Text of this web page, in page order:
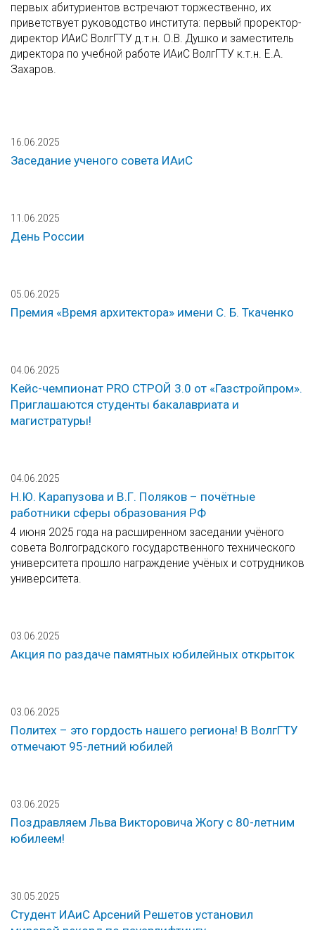
первых абитуриентов встречают торжественно, их
приветствует руководство института: первый проректор-
директор ИАиС ВолгГТУ д.т.н. О.В. Душко и заместитель
директора по учебной работе ИАиС ВолгГТУ к.т.н. Е.А.
Захаров.
16.06.2025
Заседание ученого совета ИАиС
11.06.2025
День России
05.06.2025
Премия «Время архитектора» имени С. Б. Ткаченко
04.06.2025
Кейс-чемпионат PRO СТРОЙ 3.0 от «Газстройпром».
Приглашаются студенты бакалавриата и
магистратуры!
04.06.2025
Н.Ю. Карапузова и В.Г. Поляков – почётные
работники сферы образования РФ
4 июня 2025 года на расширенном заседании учёного
совета Волгоградского государственного технического
университета прошло награждение учёных и сотрудников
университета.
03.06.2025
Акция по раздаче памятных юбилейных открыток
03.06.2025
Политех – это гордость нашего региона! В ВолгГТУ
отмечают 95-летний юбилей
03.06.2025
Поздравляем Льва Викторовича Жогу с 80-летним
юбилеем!
30.05.2025
Студент ИАиС Арсений Решетов установил